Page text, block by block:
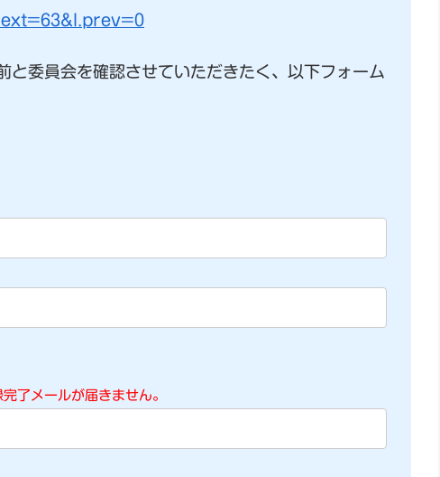
と委員会を確認させていただきたく、以下フォーム
了メールが届きません。